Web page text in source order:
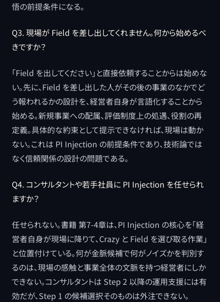
悟の前提条件になる。
Q3. 現場が Field を差し出してくれません。何から始めるべ
きですか？
「Field を出してください」と直接依頼することからは始めな
い。先に、Field を差し出した人がその後の事業のなかでど
う報われるかの設計を、経営者自身が言語化することから
始める。新規事業への配属、評価制度上の処遇、役割の再
定義。具体的な約束として提示できなければ、現場は動か
ない。これは PI Injection の前提条件であり、技術論では
なく信頼関係の設計の問題である。
Q4. コンサルタントや若手社員に PI Injection を任せられ
ますか？
任せられない。書籍 第7-4章は、PI Injection の核心を「経
営者自身が現場に降りて、Crazy と Field を選び取る作業」
と位置付けている。何が金脈候補で何がノイズかを判別す
るのは、現場の感触と事業全体の文脈を持つ経営者にしか
できない。コンサルタントは Step 2 以降の運用支援には有
効だが、Step 1 の候補選択そのものは外注できない。